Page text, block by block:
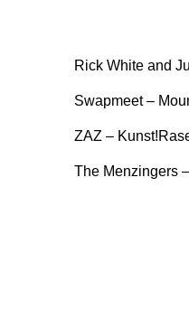
Rick White and
Swapmeet –
ZAZ –
The Menzingers